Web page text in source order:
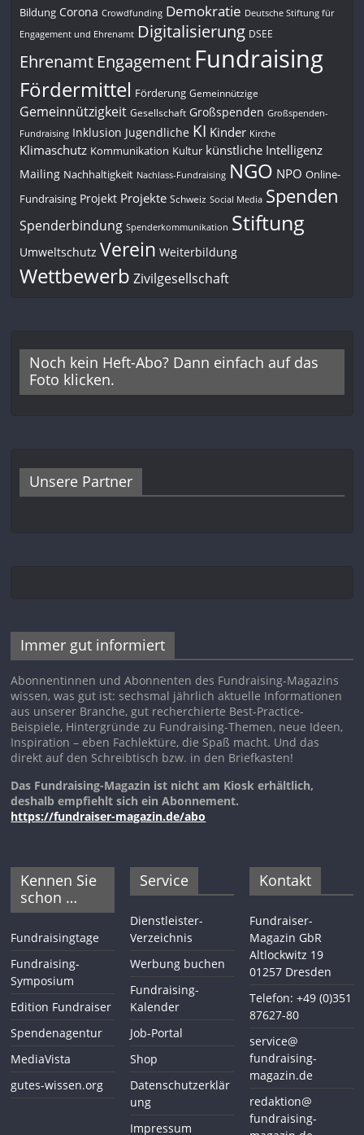
Bildung Corona Crowdfunding Demokratie Deutsche Stiftung für
Engagement und Ehrenamt Digitalisierung DSEE
Ehrenamt Engagement Fundraising
Fördermittel Förderung Gemeinnützige
Gemeinnützigkeit Gesellschaft Großspenden Großspenden-
Fundraising Inklusion Jugendliche KI Kinder Kirche
Klimaschutz Kommunikation Kultur künstliche Intelligenz
Mailing Nachhaltigkeit Nachlass-Fundraising NGO NPO Online-
Fundraising Projekt Projekte Schweiz Social Media Spenden
Spenderbindung Spenderkommunikation Stiftung
Umweltschutz Verein Weiterbildung
Wettbewerb Zivilgesellschaft
Noch kein Heft-Abo? Dann einfach auf das
Foto klicken.
Unsere Partner
Immer gut informiert
Abonnentinnen und Abonnenten des Fundraising-Magazins
wissen, was gut ist: sechsmal jährlich aktuelle Informationen
aus unserer Branche, gut recherchierte Best-Practice-
Beispiele, Hintergründe zu Fundraising-Themen, neue Ideen,
Inspiration – eben Fachlektüre, die Spaß macht. Und das
direkt auf den Schreibtisch bzw. in den Briefkasten!
Das Fundraising-Magazin ist nicht am Kiosk erhältlich,
deshalb empfiehlt sich ein Abonnement.
https://fundraiser-magazin.de/abo
Kennen Sie
schon …
Fundraisingtage
Fundraising-
Symposium
Edition Fundraiser
Spendenagentur
MediaVista
gutes-wissen.org
Service
Dienstleister-
Verzeichnis
Werbung buchen
Fundraising-
Kalender
Job-Portal
Shop
Datenschutzerklär
ung
Impressum
Kontakt
Fundraiser-
Magazin GbR
Altlockwitz 19
01257 Dresden
Telefon: +49 (0)351
87627-80
service@
fundraising-
magazin.de
redaktion@
fundraising-